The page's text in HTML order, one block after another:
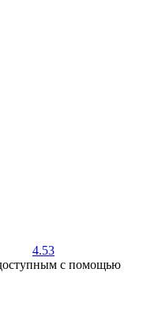
4.53
с помощью